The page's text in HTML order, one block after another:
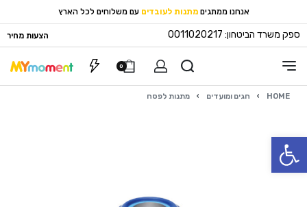
פתח סרגל נגישות
אנחנו ממתגים מתנות לעובדים עם משלוחים לכל הארץ
ספק משרד הביטחון: 0011020217 הצעות מחיר
0
HOME
› חגים ומועדים › מתנות לפסח